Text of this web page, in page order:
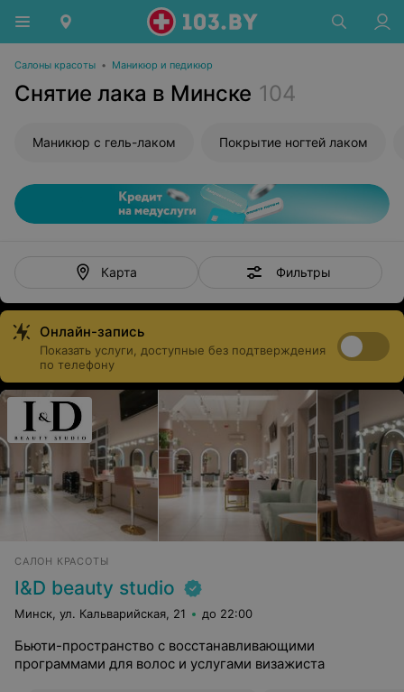
Салоны красоты • Маникюр и педикюр
Снятие лака в Минске 104
Маникюр с гель-лаком Покрытие ногтей лаком
Карта Фильтры
Онлайн-запись
Показать услуги, доступные без подтверждения
по телефону
САЛОН КРАСОТЫ
I&D beauty studio
Минск, ул. Кальварийская, 21 до 22:00
Бьюти-пространство с восстанавливающими
программами для волос и услугами визажиста